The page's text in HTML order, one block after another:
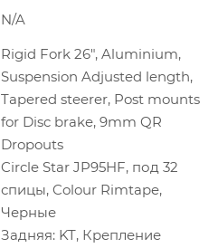
N/A
Rigid Fork 26", Aluminium,
Suspension Adjusted length,
Tapered steerer, Post mounts
for Disc brake, 9mm QR
Dropouts
Circle Star JP95HF, под 32
спицы, Colour Rimtape,
Черные
Задняя: KT, Крепление